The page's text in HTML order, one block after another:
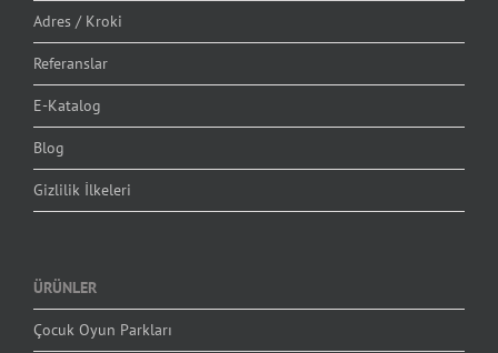
Adres / Kroki
Referanslar
E-Katalog
Blog
Gizlilik İlkeleri
ÜRÜNLER
Çocuk Oyun Parkları